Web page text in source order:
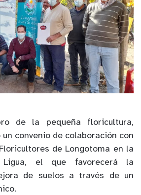
de la pequeña floricultura,
convenio de colaboración con
de Longotoma en la
el que favorecerá la
de suelos a través de un